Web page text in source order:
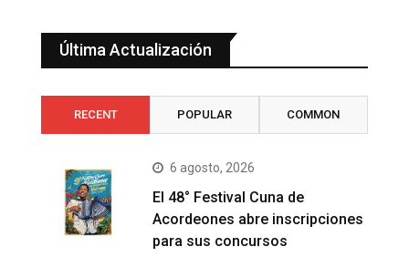
Última Actualización
RECENT POPULAR COMMON
6 agosto, 2026
El 48° Festival Cuna de
Acordeones abre inscripciones
para sus concursos